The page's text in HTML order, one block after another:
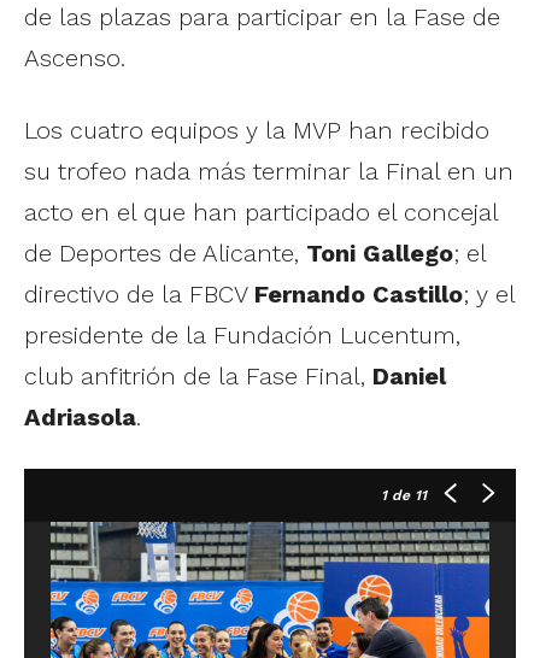
de las plazas para participar en la Fase de
Ascenso.
Los cuatro equipos y la MVP han recibido
su trofeo nada más terminar la Final en un
acto en el que han participado el concejal
de Deportes de Alicante, Toni Gallego; el
directivo de la FBCV Fernando Castillo; y el
presidente de la Fundación Lucentum,
club anfitrión de la Fase Final, Daniel
Adriasola.
1de 11